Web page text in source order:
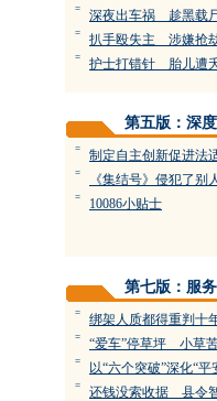
= 深夜出车祸 趁黑载
= 扒手殴失主 涉嫌抢
= 护士打错针 胎儿遭
第五版：深度
= 制定自主创新促进法
= 《集结号》侵犯了别
= 10086小贴士
第七版：服务
= 绑架人质都得重判十
= “爱车”停草坪 小草
= 以“六个突破”深化“平
= 还钱没索收据 县令